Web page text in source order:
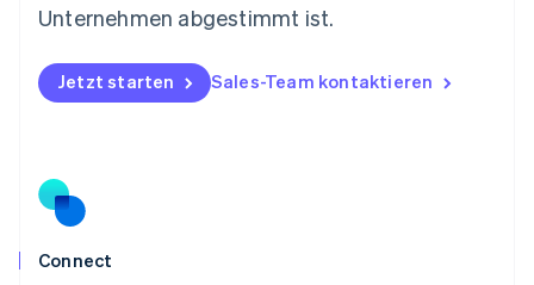
Unternehmen abgestimmt ist.
Jetzt starten Sales-Team kontaktieren
Connect
Österreich
Polen
English
Portugal
Schweden
Svenska
Schweiz